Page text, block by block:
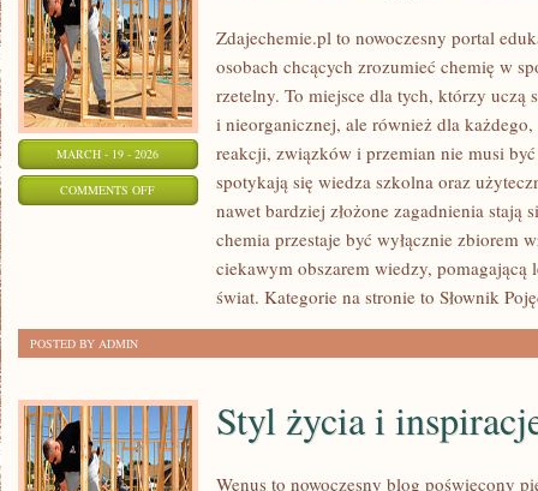
MARCH - 19 - 2026
COMMENTS OFFON
CHEMICZNYCH
Zdajechemie.pl to nowoczesny portal
osobach chcących zrozumieć chemię w
rzetelny. To miejsce dla tych, którzy uczą
i nieorganicznej, ale również dla
reakcji, związków i przemian nie musi
spotykają się wiedza szkolna oraz
nawet bardziej złożone zagadnienia stają
chemia przestaje być wyłącznie zbiorem
ciekawym obszarem wiedzy, pomagającą
świat. Kategorie na stronie to Słownik
POSTED BY ADMIN
Styl życia i
Wenus to nowoczesny blog poświęcony